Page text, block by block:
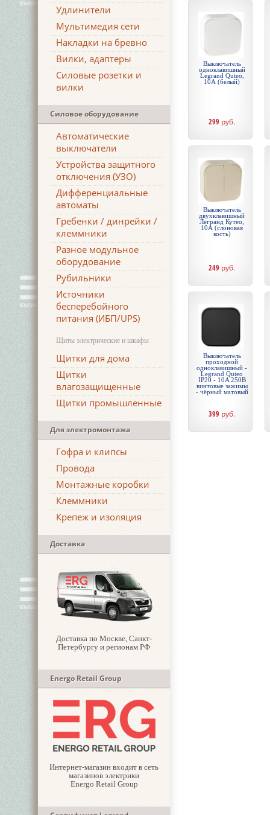
Удлинители
Мультимедия сети
Накладки на бревно
Вилки, адаптеры
Силовые розетки и
вилки
Силовое оборудование
Автоматические
выключатели
Устройства защитного
отключения (УЗО)
Дифференциальные
автоматы
Гребенки / динрейки /
клеммники
Разное модульное
оборудование
Рубильники
Источники
бесперебойного
питания (ИБП/UPS)
Щиты электрические и шкафы
Щитки для дома
Щитки
влагозащищенные
Щитки промышленные
Для электромонтажа
Гофра и клипсы
Провода
Монтажные коробки
Клеммники
Крепеж и изоляция
Доставка
Доставка по Москве, Санкт-
Петербургу и регионам РФ
Energo Retail Group
Интернет-магазин входит в сеть
магазинов электрики
Energo Retail Group
Выключатель
одноклавишный
Legrand Quteo,
10А (белый)
299 руб.
Выключатель
двухклавишный
Легранд Кутео,
10А (слоновая
кость)
249 руб.
Выключатель
проходной
одноклавишный -
Legrand Quteo
IP20 - 10A 250В
винтовые зажимы
- чёрный матовый
399 руб.